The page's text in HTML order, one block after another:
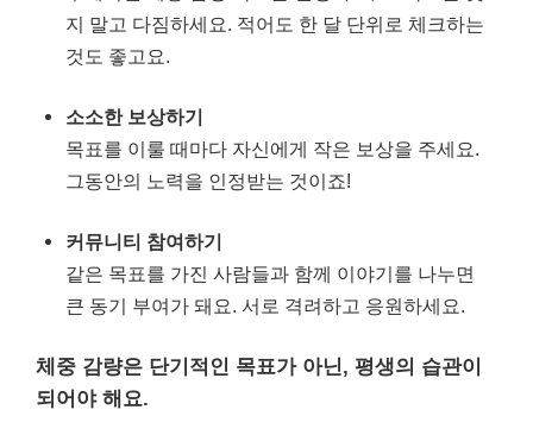
지 말고 다짐하세요. 적어도 한 달 단위로 체크하는
것도 좋고요.
소소한 보상하기
목표를 이룰 때마다 자신에게 작은 보상을 주세요.
그동안의 노력을 인정받는 것이죠!
커뮤니티 참여하기
같은 목표를 가진 사람들과 함께 이야기를 나누면
큰 동기 부여가 돼요. 서로 격려하고 응원하세요.
체중 감량은 단기적인 목표가 아닌, 평생의 습관이
되어야 해요.